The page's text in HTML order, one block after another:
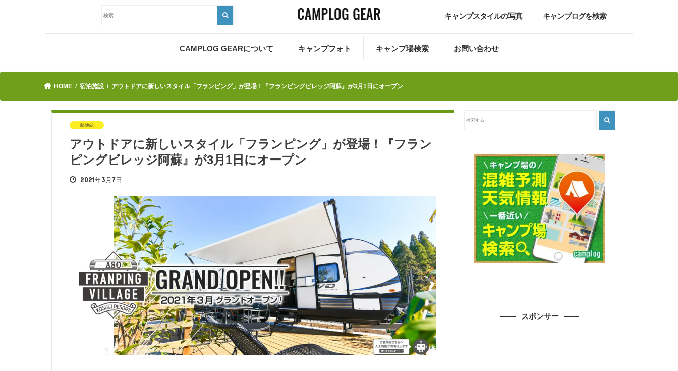
キャンプスタイルの写真 キャンプログを検索
CAMPLOG GEARについて キャンプフォト キャンプ場検索 お問い合わせ
HOME 宿泊施設 アウトドアに新しいスタイル「フランピング」が登場！『フランピングビレッジ阿蘇』が3月1日にオープン
宿泊施設
アウトドアに新しいスタイル「フランピング」が登場！『フラン
ピングビレッジ阿蘇』が3月1日にオープン
2021年3月7日
スポンサー